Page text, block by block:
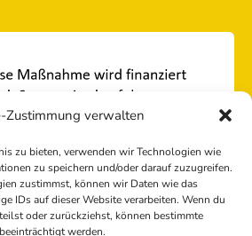
Zustimmung verwalten
zu bieten, verwenden wir Technologien wie
zu speichern und/oder darauf zuzugreifen.
zustimmst, können wir Daten wie das
IDs auf dieser Website verarbeiten. Wenn du
oder zurückziehst, können bestimmte
werden.